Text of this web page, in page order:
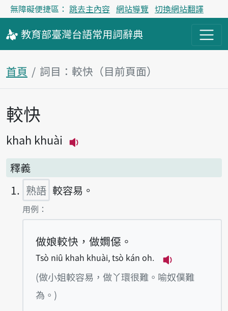
無障礙便捷區： 跳去主內容 網站導覽 切換網站翻譯
教育部臺灣台語常用詞辭典
首頁 詞目：較快（目前頁面）
主內容區塊
較快
khah khuài
釋義
熟語 較容易。
第1項釋義的
用例：
做娘較快，做𡢃僫。
Tsò niû khah khuài, tsò kán oh.
播放例句
(做小姐較容易，做丫環很難。喻奴僕難
為。)